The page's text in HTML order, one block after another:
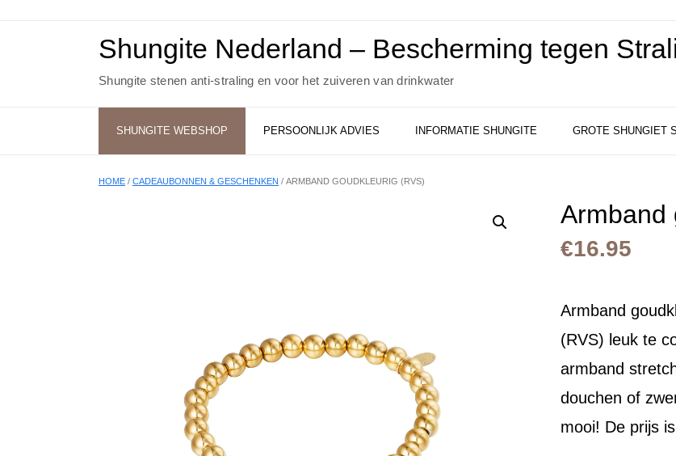
Shungite Nederland – Bescherming tegen
Shungite stenen anti-straling en voor het zuiveren van drinkwater
SHUNGITE WEBSHOP PERSOONLIJK ADVIES INFORMATIE SHUNGITE GROTE SHUNGIET
HOME / CADEAUBONNEN & GESCHENKEN / ARMBAND GOUDKLEURIG (RVS)
Armband
€16.95
Armband
(RVS) leuk te
armband
douchen of
mooi! De prijs is